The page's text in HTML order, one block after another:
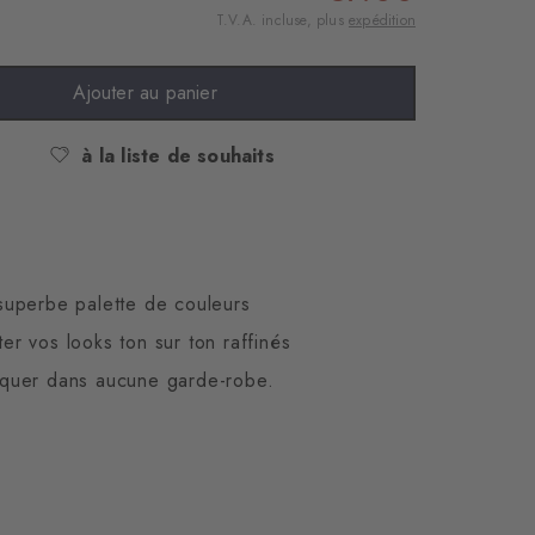
T.V.A. incluse, plus expédition
Ajouter au panier
à la liste de souhaits
palette de couleurs
vos looks ton sur ton raffinés
dans aucune garde-robe.